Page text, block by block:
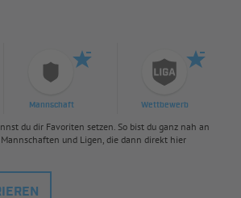
Mannschaft Wettbewerb
du dir Favoriten setzen. So bist du ganz nah an
und Ligen, die dann direkt hier